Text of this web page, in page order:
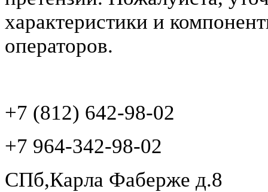
характеристики и
операторов.
+7 (812) 642-98-02
+7 964-342-98-02
СПб,Карла Фаберже д.8